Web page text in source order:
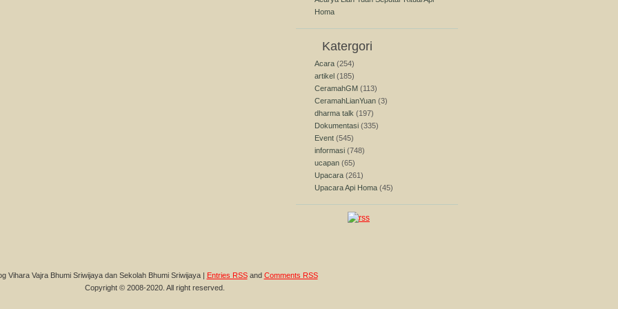
Homa
Katergori
Acara (254)
artikel (185)
CeramahGM (113)
CeramahLianYuan (3)
dharma talk (197)
Dokumentasi (335)
Event (545)
informasi (748)
ucapan (65)
Upacara (261)
Upacara Api Homa (45)
Vihara Vajra Bhumi Sriwijaya dan Sekolah Bhumi Sriwijaya | Entries RSSand Comments RSS
Copyright © 2008-2020. All right reserved.